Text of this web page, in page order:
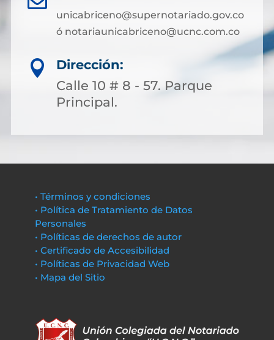
unicabriceno@supernotariado.gov.co
ó notariaunicabriceno@ucnc.com.co

Dirección:
Calle 10 # 8 - 57. Parque
Principal.
• Términos y condiciones
• Política de Tratamiento de Datos
Personales
• Políticas de derechos de autor
• Certificado de Accesibilidad
• Políticas de Privacidad Web
• Mapa del Sitio